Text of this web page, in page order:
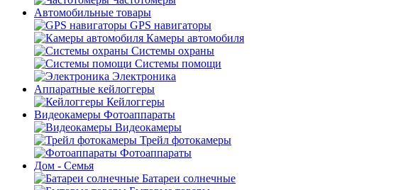
Автомобильные товары
GPS навигаторы
Камеры автомобиля
Системы охраны
Системы помощи
Электроника
Аппаратные кейлоггеры
Кейлоггеры
Видеокамеры Фотоаппараты
Видеокамеры
Трейл фотокамеры
Фотоаппараты
Дом - Семья
Батареи солнечные